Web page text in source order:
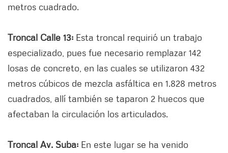
metros cuadrado.
Troncal Calle 13: Esta troncal requirió un trabajo
especializado, pues fue necesario remplazar 142
losas de concreto, en las cuales se utilizaron 432
metros cúbicos de mezcla asfáltica en 1.828 metros
cuadrados, allí también se taparon 2 huecos que
afectaban la circulación los articulados.
Troncal Av. Suba: En este lugar se ha venido